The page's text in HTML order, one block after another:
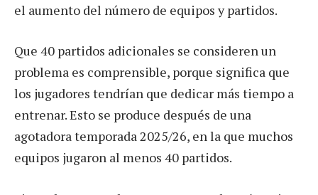
el aumento del número de equipos y partidos.
Que 40 partidos adicionales se consideren un
problema es comprensible, porque significa que
los jugadores tendrían que dedicar más tiempo a
entrenar. Esto se produce después de una
agotadora temporada 2025/26, en la que muchos
equipos jugaron al menos 40 partidos.